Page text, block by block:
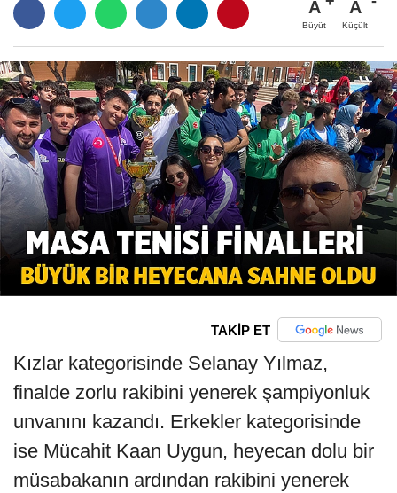
A
Büyüt
A
Küçült
TAKİP ET
Kızlar kategorisinde Selanay Yılmaz,
finalde zorlu rakibini yenerek şampiyonluk
unvanını kazandı. Erkekler kategorisinde
ise Mücahit Kaan Uygun, heyecan dolu bir
müsabakanın ardından rakibini yenerek